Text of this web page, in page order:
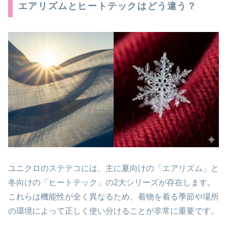
エアリズムとヒートテックはどう違う？
ユニクロのステテコには、主に夏向けの「エアリズム」と
冬向けの「ヒートテック」の2大シリーズが存在します。
これらは機能性が全く異なるため、着物を着る季節や場所
の環境によって正しく使い分けることが非常に重要です。